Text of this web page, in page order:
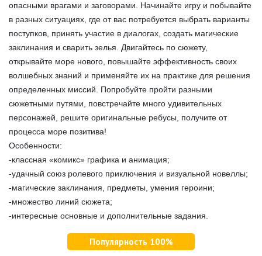
опасными врагами и заговорами. Начинайте игру и побывайте
в разных ситуациях, где от вас потребуется выбрать варианты
поступков, принять участие в диалогах, создать магические
заклинания и сварить зелья. Двигайтесь по сюжету,
открывайте море нового, повышайте эффективность своих
волшебных знаний и применяйте их на практике для решения
определенных миссий. Попробуйте пройти разными
сюжетными путями, повстречайте много удивительных
персонажей, решите оригинальные ребусы, получите от
процесса море позитива!
Особенности:
-классная «комикс» графика и анимация;
-удачный союз ролевого приключения и визуальной новеллы;
-магические заклинания, предметы, умения героини;
-множество линий сюжета;
-интересные основные и дополнительные задания.
Популярность 100%